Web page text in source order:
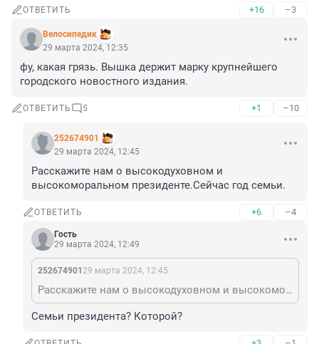
ОТВЕТИТЬ +16 –3
Велосипедик
29 марта 2024, 12:35
фу, какая грязь. Вышкa держит марку крупнейшего
городского новостного издания.
ОТВЕТИТЬ 5 +1 –10
252674901
29 марта 2024, 12:45
Расскажите нам о высокодуховном и
высокоморальном президенте.Сейчас год семьи.
ОТВЕТИТЬ +6 –4
Гость
29 марта 2024, 12:49
252674901 29 марта 2024, 12:45
Расскажите нам о высокодуховном и высокоморальном президенте.Сейчас год семьи.
Семьи президента? Которой?